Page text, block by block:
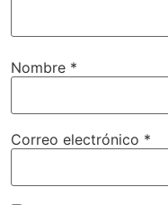
Nombre *
Correo electrónico *